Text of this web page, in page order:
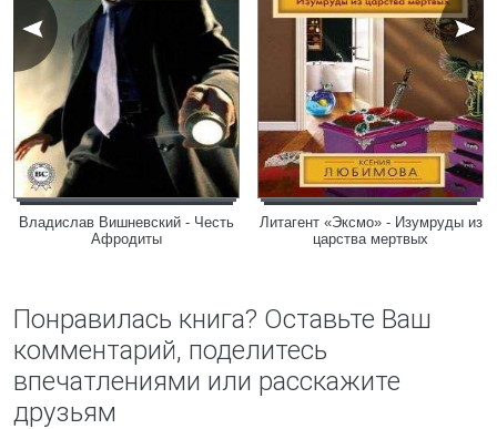
Владислав Вишневский - Честь
Афродиты
Литагент «Эксмо» - Изумруды из
царства мертвых
Понравилась книга? Оставьте Ваш
комментарий, поделитесь
впечатлениями или расскажите
друзьям